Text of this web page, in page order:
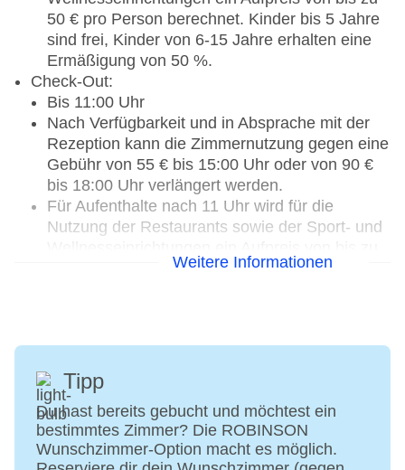
50 € pro Person berechnet. Kinder bis 5 Jahre
sind frei, Kinder von 6-15 Jahre erhalten eine
Ermäßigung von 50 %.
Check-Out:
Bis 11:00 Uhr
Nach Verfügbarkeit und in Absprache mit der
Rezeption kann die Zimmernutzung gegen eine
Gebühr von 55 € bis 15:00 Uhr oder von 90 €
bis 18:00 Uhr verlängert werden.
Für Aufenthalte nach 11 Uhr wird für die
Nutzung der Restaurants sowie der Sport- und
50 € pro Person berechnet. Kinder bis 5 Jahre
Rezeption: täglich 24 Stunden geöffnet,
Sprachen: deutsch, englisch
Gästebetreuung: Sprachen: deutsch, englisch
Lift
Kaminzimmer, Gemeinschaftslounge/TV-Bereich
Weitere Informationen
Tipp
Du hast bereits gebucht und möchtest ein
bestimmtes Zimmer? Die ROBINSON
Wunschzimmer-Option macht es möglich.